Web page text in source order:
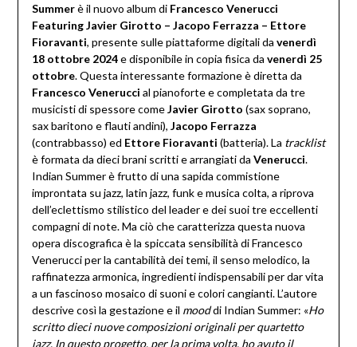
Summerè il nuovo album di Francesco Venerucci
Featuring Javier Girotto – Jacopo Ferrazza – Ettore
Fioravanti, presente sulle piattaforme digitali da venerdì
18 ottobre 2024e disponibile in copia fisica da venerdì 25
ottobre. Questa interessante formazione è diretta da
Francesco Venerucci al pianoforte e completata da tre
musicisti di spessore comeJavier Girotto (sax soprano,
sax baritono e flauti andini), Jacopo Ferrazza
(contrabbasso) ed Ettore Fioravanti (batteria). La tracklist
è formata da dieci brani scritti e arrangiati da Venerucci.
Indian Summer è frutto di una sapida commistione
improntata su jazz, latin jazz, funk e musica colta, a riprova
dell’eclettismo stilistico del leader e dei suoi tre eccellenti
compagni di note. Ma ciò che caratterizza questa nuova
opera discografica è la spiccata sensibilità di Francesco
Venerucci per la cantabilità dei temi, il senso melodico, la
raffinatezza armonica, ingredienti indispensabili per dar vita
a un fascinoso mosaico di suoni e colori cangianti. L’autore
descrive così la gestazione e il mooddi Indian Summer: «Ho
scritto dieci nuove composizioni originali per quartetto
jazz. In questo progetto, per la prima volta, ho avuto il